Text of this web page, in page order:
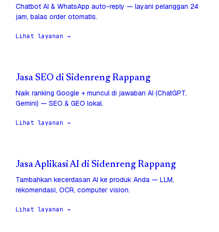
Chatbot AI & WhatsApp auto-reply — layani pelanggan 24
jam, balas order otomatis.
Lihat layanan →
Jasa SEO di Sidenreng Rappang
Naik ranking Google + muncul di jawaban AI (ChatGPT,
Gemini) — SEO & GEO lokal.
Lihat layanan →
Jasa Aplikasi AI di Sidenreng Rappang
Tambahkan kecerdasan AI ke produk Anda — LLM,
rekomendasi, OCR, computer vision.
Lihat layanan →